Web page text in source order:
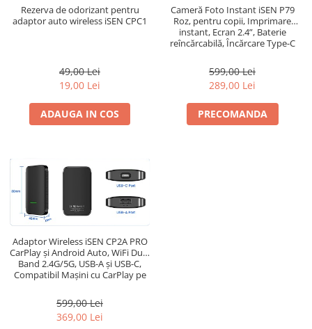
Rezerva de odorizant pentru
adaptor auto wireless iSEN CPC1
49,00 Lei
19,00 Lei
ADAUGA IN COS
Cameră Foto Instant iSEN P79
Roz, pentru copii, Imprimare
instant, Ecran 2.4”, Baterie
reîncărcabilă, Încărcare Type-C
599,00 Lei
289,00 Lei
PRECOMANDA
Adaptor Wireless iSEN CP2A PRO
CarPlay și Android Auto, WiFi Dual
Band 2.4G/5G, USB-A și USB-C,
Compatibil Mașini cu CarPlay pe
599,00 Lei
369,00 Lei